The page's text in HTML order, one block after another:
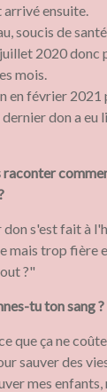
arrivé ensuite.
soucis de
2020 donc
mois.
en février 2021
don a eu
raconter
s'est fait à
mais trop fière
?"
tu ton sang ?
que ça ne
sauver des
mes